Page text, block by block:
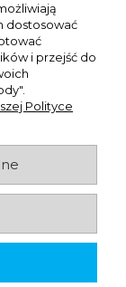
dostosować
i przejść do
Polityce